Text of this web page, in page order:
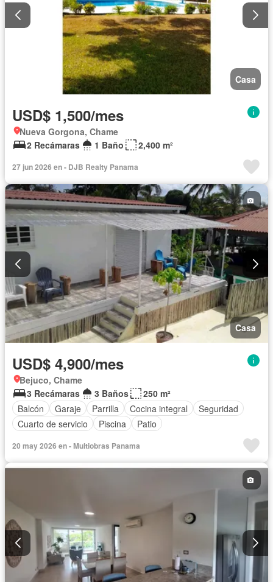
Casa
USD$ 1,500/mes
Nueva Gorgona, Chame
2 Recámaras
1 Baño 2,400 m²
27 jun 2026 en - DJB Realty Panama
Casa
USD$ 4,900/mes
Bejuco, Chame
3 Recámaras
3 Baños
250 m²
Balcón
Garaje Parrilla Cocina integral
Seguridad
Cuarto de servicio
Piscina Patio
20 may 2026 en - Multiobras Panama